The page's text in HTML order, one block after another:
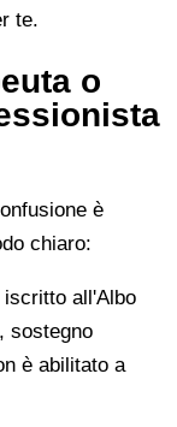
te.
o
è
chiaro:
all'Albo
sostegno
è abilitato a